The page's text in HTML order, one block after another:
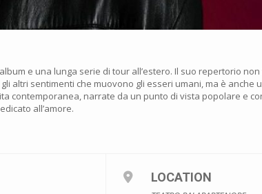
e una lunga serie di tour all’estero. Il suo repertorio
altri sentimenti che muovono gli esseri umani, ma è
contemporanea, narrate da un punto di vista popolare e
all’amore.
LOCATION